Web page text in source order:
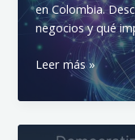
en Colombia.
negocios y qué
Inteligencia
Artificial:
Prioridad
Leer más »